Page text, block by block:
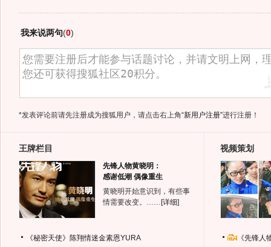
我来说两句(0)
*发表评论前请先注册成为搜狐用户，请点击右上角“新用户注册”进行注册！
王牌栏目
先锋人物黄晓明：
感谢低潮 偶像重生
黄晓明开始意识到，有些事
情需要改变。…… [详细]
《秘密天使》陈翔情迷金素恩YURA
视频策划
《先锋